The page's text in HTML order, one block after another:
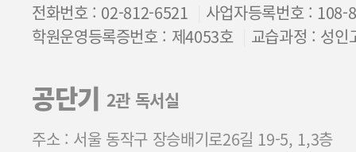
전화번호 : 02-812-6521
사업자등록번호 : 108-
학원운영등록증번호 : 제4053호
교습과정 : 성인
공단기 2관 독서실
주소 : 서울 동작구 장승배기로26길 19-5, 1,3층